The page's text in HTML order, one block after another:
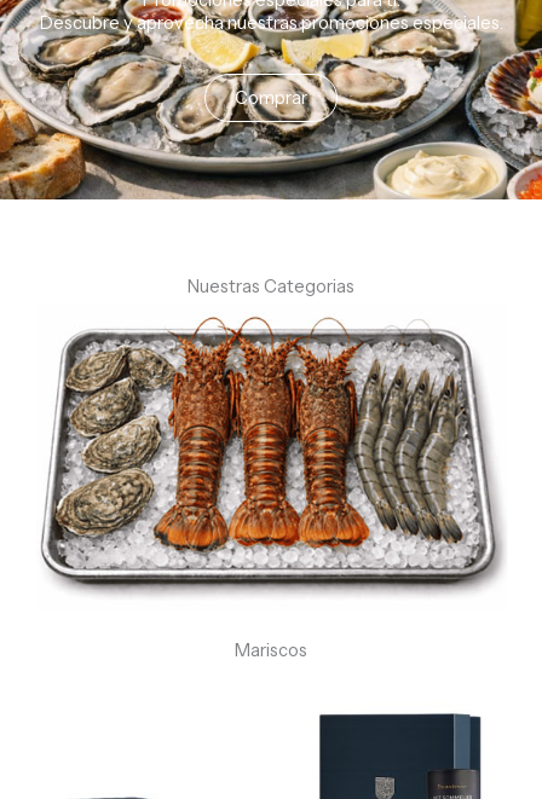
Descubreyaprovechanuestraspromocionesespeciales.
Comprar
Nuestras Categorias
Mariscos